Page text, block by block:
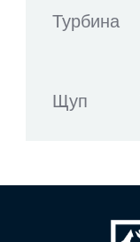
Турбина
Щуп